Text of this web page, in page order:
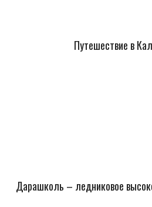
Путешествие в
Дарашколь – ледниковое